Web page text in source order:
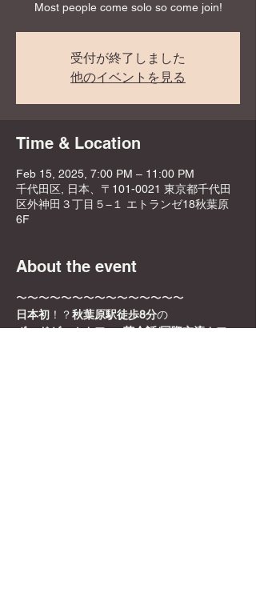
Most people come solo so come join!
受付が終了しました
他のイベントを見る
Time & Location
Feb 15, 2025, 7:00 PM – 11:00 PM
千代田区, 日本、〒101-0021 東京都千代田
区外神田３丁目５−１ エトランゼ18秋葉原
6F
About the event
〜〜〜〜〜〜〜〜〜〜〜〜〜〜〜
日本初 ！？秋葉原駅徒歩8分の
ボードゲームカフェ×英会話/国際交流カフェ